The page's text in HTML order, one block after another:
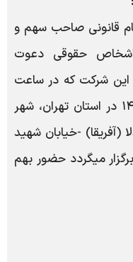
قانونی صاحب سهم و
اشخاص حقوقی دعوت
شرکت که در ساعت
۱۵:۰۰ روز دوشنبه مورخ ۱۴۰۳/۰۸/۱۴ در استان تهران، شهر
(آفریقا) -خیابان شهید
سعیدی (حافظ شیرازی) -شماره ۱۶ برگزار میگردد حضور بهم